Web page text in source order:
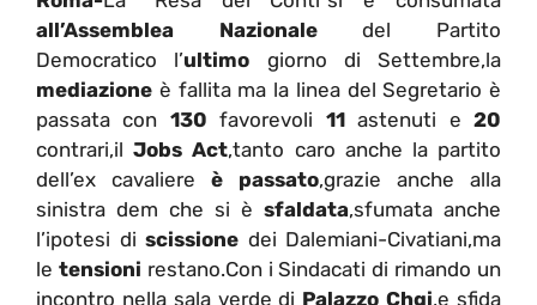
all’Assemblea Nazionaledel Partito
Democratico l’ultimo giorno di Settembre,la
mediazione è fallita ma la linea del Segretario è
passata con 130favorevoli 11astenuti e20
contrari,ilJobs Act,tanto caro anche la partito
dell’ex cavaliere è passato,grazie anche alla
sinistra dem che si è sfaldata,sfumata anche
l’ipotesi di scissione dei Dalemiani-Civatiani,ma
le tensioni restano.Con i Sindacati di rimando un
incontro nella sala verde di Palazzo Chgi,e sfida